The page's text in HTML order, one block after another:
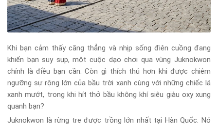
Khi bạn cảm thấy căng thẳng và nhịp sống điên cuồng đang
khiến bạn suy sụp, một cuộc dạo chơi qua vùng Juknokwon
chính là điều bạn cần. Còn gì thích thú hơn khi được chiêm
ngưỡng sự rộng lớn của bầu trời xanh cùng với những chiếc lá
xanh mướt, trong khi hít thở bầu không khí siêu giàu oxy xung
quanh bạn?
Juknokwon là rừng tre được trồng lớn nhất tại Hàn Quốc. Nó